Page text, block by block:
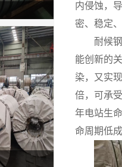
内侵蚀，
密、稳定
耐候
能创新的
染，又实
倍，可承
年电站生
命周期低成